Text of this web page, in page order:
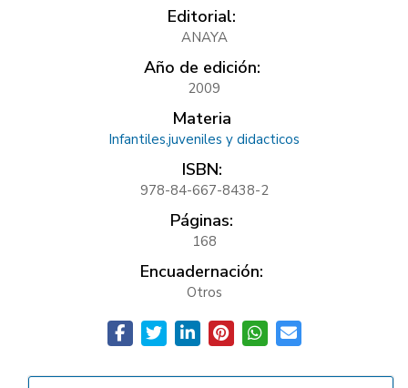
Editorial:
ANAYA
Año de edición:
2009
Materia
Infantiles,juveniles y didacticos
ISBN:
978-84-667-8438-2
Páginas:
168
Encuadernación:
Otros